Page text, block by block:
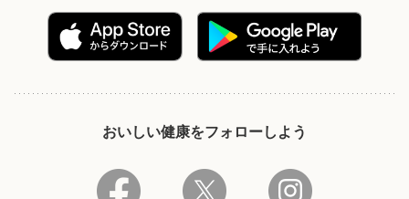
おいしい健康をフォローしよう